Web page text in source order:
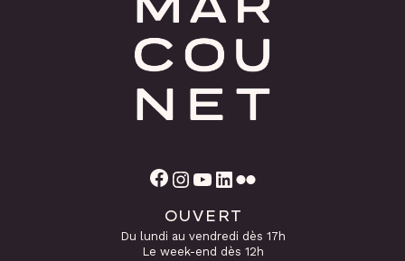
Facebook Instagram YouTube
OUVERT
Du lundi au vendredi dès 17h
Le week-end dès 12h